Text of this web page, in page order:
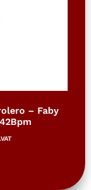
– Faby